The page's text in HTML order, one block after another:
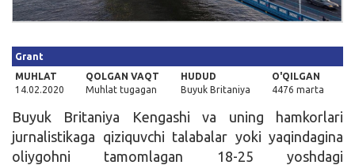
Grant
MUHLAT
14.02.2020
QOLGAN VAQT
Muhlat tugagan
HUDUD
Buyuk Britaniya
O'QILGAN
4476 marta
Buyuk Britaniya Kengashi va uning hamkorlari
jurnalistikaga qiziquvchi talabalar yoki yaqindagina
oliygohni tamomlagan 18-25 yoshdagi